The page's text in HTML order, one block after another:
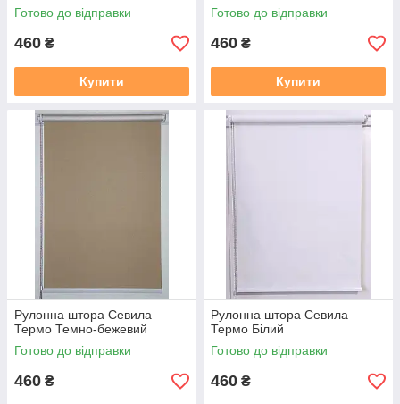
Готово до відправки
460 ₴
Купити
Готово до відправки
460 ₴
Купити
Рулонна штора Севила
Термо Темно-бежевий
Готово до відправки
460 ₴
Рулонна штора Севила
Термо Білий
Готово до відправки
460 ₴